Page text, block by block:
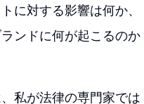
に対する影響は何か、
ンドに何が起こるのか
私が法律の専門家では